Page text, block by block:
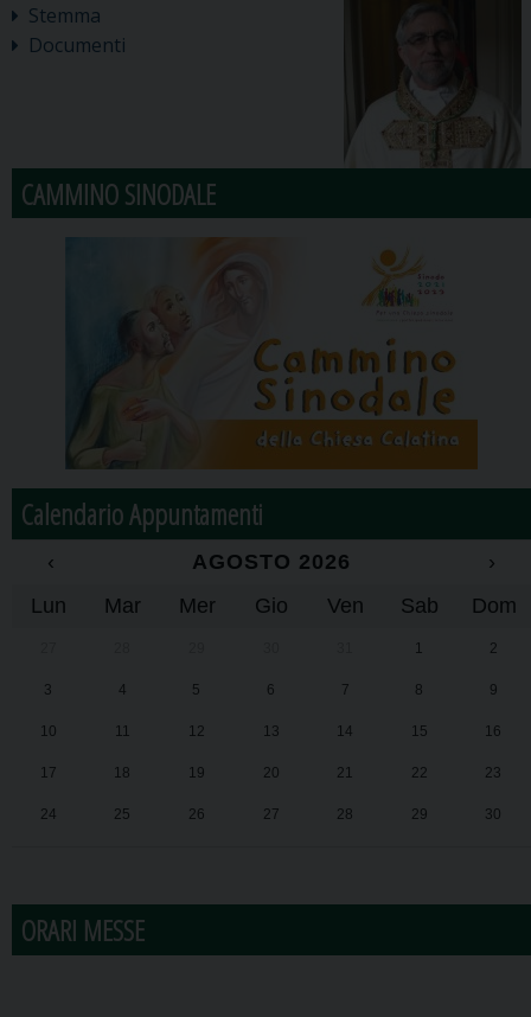
Stemma
Documenti
CAMMINO SINODALE
Calendario Appuntamenti
‹ AGOSTO 2026
›
Lun
Mar Mer Gio Ven Sab Dom
1 2
3 4 5 6 7 8 9
10 11 12 13 14 15 16
17 18 19 20 21 22 23
24 25 26 27 28 29 30
ORARI MESSE